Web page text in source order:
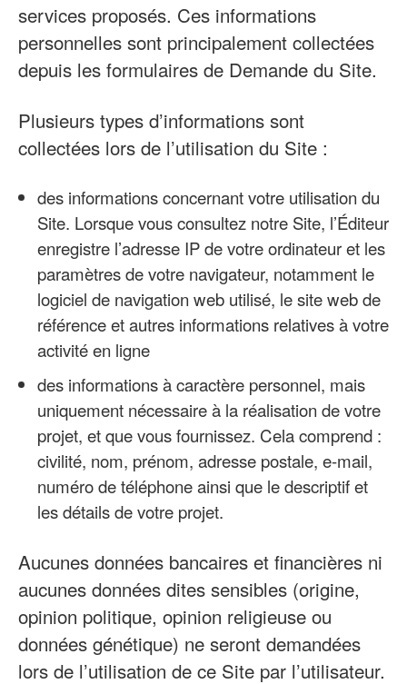
services proposés. Ces informations
personnelles sont principalement collectées
depuis les formulaires de Demande du Site.
Plusieurs types d’informations sont
collectées lors de l’utilisation du Site :
des informations concernant votre utilisation du
Site. Lorsque vous consultez notre Site, l’Éditeur
enregistre l’adresse IP de votre ordinateur et les
paramètres de votre navigateur, notamment le
logiciel de navigation web utilisé, le site web de
référence et autres informations relatives à votre
activité en ligne
des informations à caractère personnel, mais
uniquement nécessaire à la réalisation de votre
projet, et que vous fournissez. Cela comprend :
civilité, nom, prénom, adresse postale, e-mail,
numéro de téléphone ainsi que le descriptif et
les détails de votre projet.
Aucunes données bancaires et financières ni
aucunes données dites sensibles (origine,
opinion politique, opinion religieuse ou
données génétique) ne seront demandées
lors de l’utilisation de ce Site par l’utilisateur.